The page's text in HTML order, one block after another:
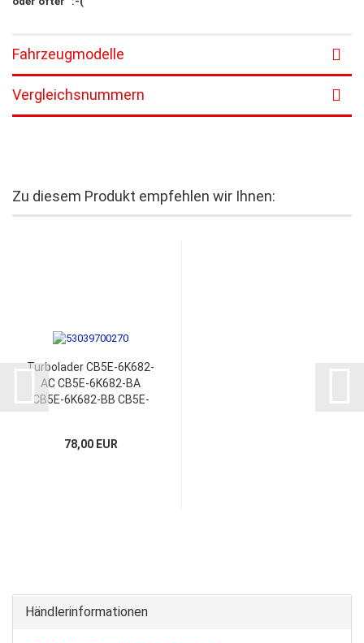
Fahrzeugmodelle
Vergleichsnummern
Zu diesem Produkt empfehlen wir Ihnen:
Turbolader CB5E-6K682-
AC CB5E-6K682-BA
CB5E-6K682-BB CB5E-
78,00 EUR
Händlerinformationen